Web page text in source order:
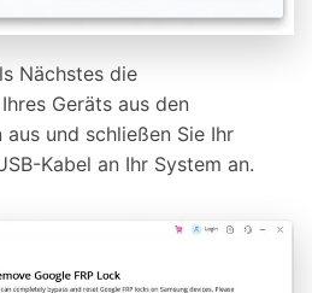
Nächstes die
Geräts aus den
und schließen Sie Ihr
Kabel an Ihr System an.